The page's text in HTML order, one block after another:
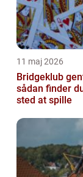
11 maj 2026
Bridgeklub
sådan finder
sted at spille